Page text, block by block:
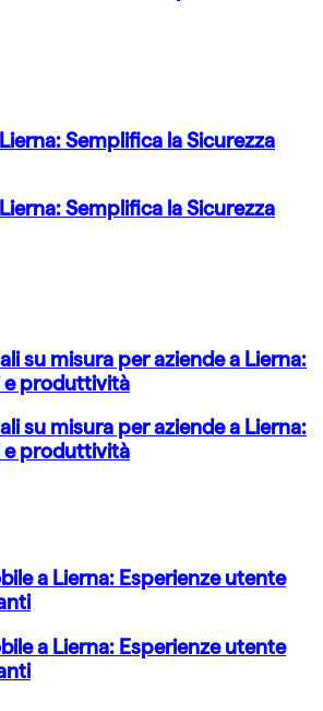
Semplifica la Sicurezza
Semplifica la Sicurezza
su misura per aziende a Lierna:
e produttività
su misura per aziende a Lierna:
e produttività
a Lierna: Esperienze utente
a Lierna: Esperienze utente